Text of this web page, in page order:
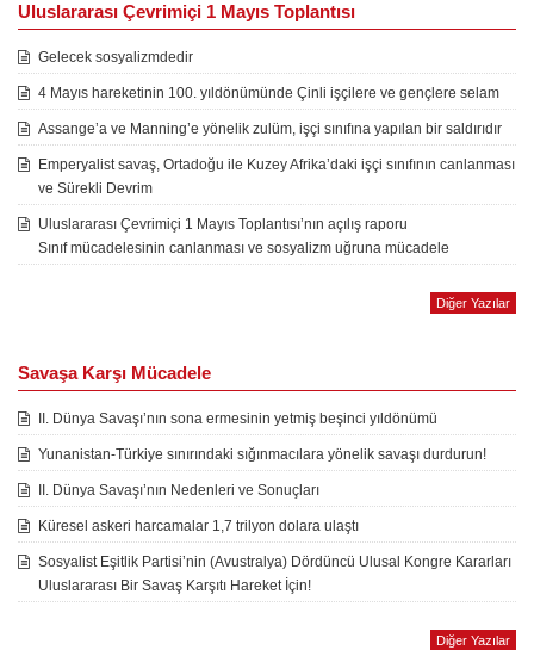
Uluslararası Çevrimiçi 1 Mayıs Toplantısı
Gelecek sosyalizmdedir
4 Mayıs hareketinin 100. yıldönümünde Çinli işçilere ve gençlere selam
Assange’a ve Manning’e yönelik zulüm, işçi sınıfına yapılan bir saldırıdır
Emperyalist savaş, Ortadoğu ile Kuzey Afrika’daki işçi sınıfının canlanması
ve Sürekli Devrim
Uluslararası Çevrimiçi 1 Mayıs Toplantısı’nın açılış raporu
Sınıf mücadelesinin canlanması ve sosyalizm uğruna mücadele
Diğer Yazılar
Savaşa Karşı Mücadele
II. Dünya Savaşı’nın sona ermesinin yetmiş beşinci yıldönümü
Yunanistan-Türkiye sınırındaki sığınmacılara yönelik savaşı durdurun!
II. Dünya Savaşı’nın Nedenleri ve Sonuçları
Küresel askeri harcamalar 1,7 trilyon dolara ulaştı
Sosyalist Eşitlik Partisi’nin (Avustralya) Dördüncü Ulusal Kongre Kararları
Uluslararası Bir Savaş Karşıtı Hareket İçin!
Diğer Yazılar